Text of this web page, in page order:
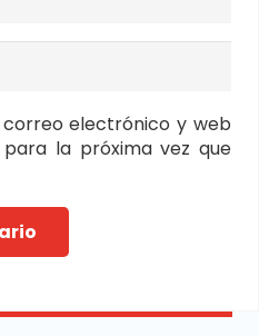
electrónico y web
la próxima vez que